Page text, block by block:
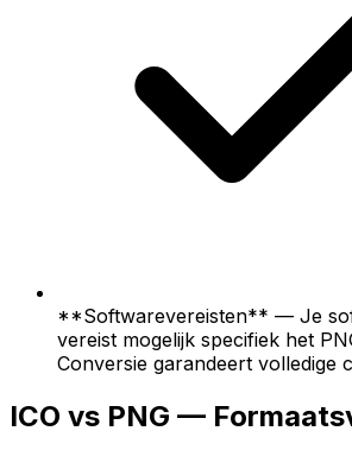
**Softwarevereisten** — Je
vereist mogelijk specifiek het
Conversie garandeert volledige
ICO vs PNG —